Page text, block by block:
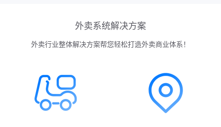
外卖系统解决方案
外卖行业整体解决方案帮您轻松打造外卖商业体系！